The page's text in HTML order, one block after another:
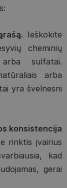
Ieškokite
cheminių
sulfatai.
arba
yra švelnesni
konsistencija
rinktis įvairius
kad
gerai